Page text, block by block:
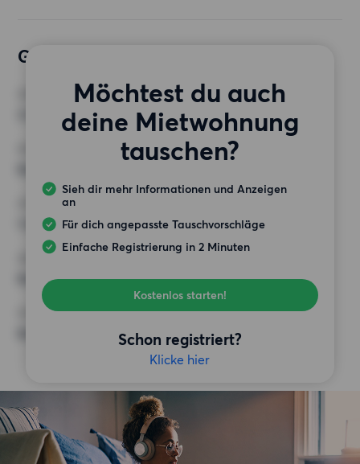
Gewünschte Wohnung
Möchtest du auch
deine Mietwohnung
tauschen?
Sieh dir mehr Informationen und Anzeigen
an
Für dich angepasste Tauschvorschläge
Einfache Registrierung in 2 Minuten
Kostenlos starten!
Schon registriert?
Klicke hier
3 Zimmer
MINDESTANZAHL AN QUADRATMETERN
HÖCHSTMIETE (KALTMIETE)
1 250 EUR
Keine besonderen Anforderungen
SONSTIGE PRÄFERENZEN
Keine bestimmten Präferenzen